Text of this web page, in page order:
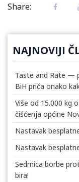
Share:
NAJNOVIJI
Taste and Rate —
BiH priča onako
Više od 15.000 kg
čišćenja općine
Nastavak
Nastavak
Sedmica borbe
bira!